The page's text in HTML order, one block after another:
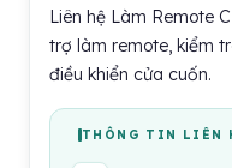
Liên hệ Làm Remote
trợ làm remote, kiểm
điều khiển cửa cuốn.
THÔNG TIN LIÊN